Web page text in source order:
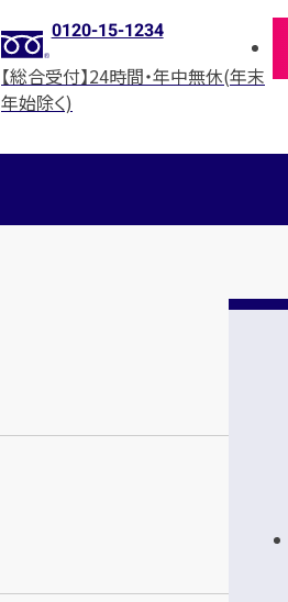
0120-15-1234
【総合受付】24時間・年中無休(年末
年始除く)